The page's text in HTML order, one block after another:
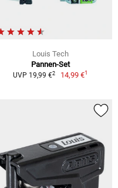
Louis Tech
Pannen-Set
UVP 19,99 €2 14,99 €1